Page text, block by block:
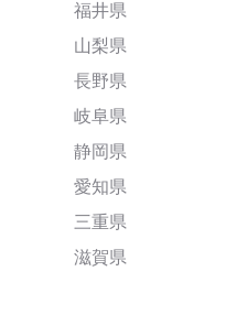
福井県
山梨県
長野県
岐阜県
静岡県
愛知県
三重県
滋賀県